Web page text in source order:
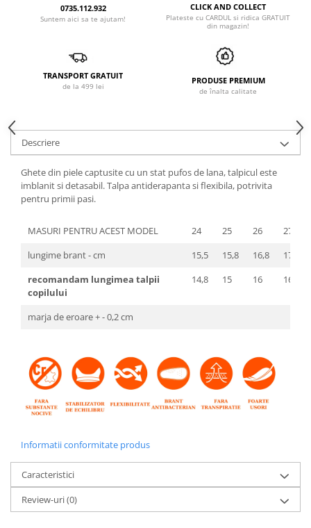
0735.112.932
Suntem aici sa te ajutam!
CLICK AND COLLECT
Plateste cu CARDUL si ridica GRATUIT
din magazin!
TRANSPORT GRATUIT
de la 499 lei
PRODUSE PREMIUM
de înalta calitate
Descriere
Ghete din piele captusite cu un stat pufos de lana, talpicul este
imblanit si detasabil. Talpa antiderapanta si flexibila, potrivita
pentru primii pasi.
MASURI PENTRU ACEST MODEL 24 25 26
27
lungime brant - cm
15,5 15,8 16,8
17,5
recomandam lungimea talpii
copilului
14,8 15 16 16,9
marja de eroare + - 0,2 cm
Informatii conformitate produs
Caracteristici
Review-uri(0)